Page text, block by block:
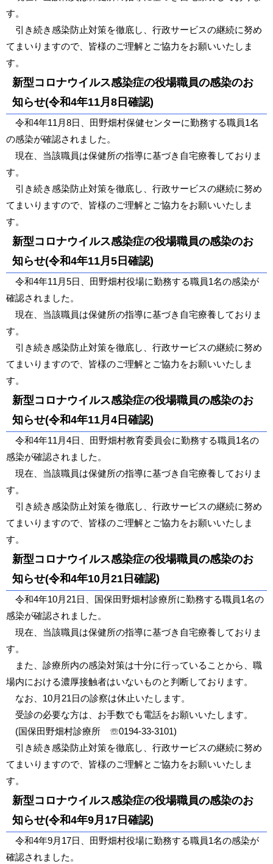
す。
引き続き感染防止対策を徹底し、行政サービスの継続に努め
てまいりますので、皆様のご理解とご協力をお願いいたしま
す。
新型コロナウイルス感染症の役場職員の感染のお
知らせ(令和4年11月8日確認)
令和4年11月8日、田野畑村保健センターに勤務する職員1名
の感染が確認されました。
現在、当該職員は保健所の指導に基づき自宅療養しておりま
す。
引き続き感染防止対策を徹底し、行政サービスの継続に努め
てまいりますので、皆様のご理解とご協力をお願いいたしま
す。
新型コロナウイルス感染症の役場職員の感染のお
知らせ(令和4年11月5日確認)
令和4年11月5日、田野畑村役場に勤務する職員1名の感染が
確認されました。
現在、当該職員は保健所の指導に基づき自宅療養しておりま
す。
引き続き感染防止対策を徹底し、行政サービスの継続に努め
てまいりますので、皆様のご理解とご協力をお願いいたしま
す。
新型コロナウイルス感染症の役場職員の感染のお
知らせ(令和4年11月4日確認)
令和4年11月4日、田野畑村教育委員会に勤務する職員1名の
感染が確認されました。
現在、当該職員は保健所の指導に基づき自宅療養しておりま
す。
引き続き感染防止対策を徹底し、行政サービスの継続に努め
てまいりますので、皆様のご理解とご協力をお願いいたしま
す。
新型コロナウイルス感染症の役場職員の感染のお
知らせ(令和4年10月21日確認)
令和4年10月21日、国保田野畑村診療所に勤務する職員1名の
感染が確認されました。
現在、当該職員は保健所の指導に基づき自宅療養しておりま
す。
また、診療所内の感染対策は十分に行っていることから、職
場内における濃厚接触者はいないものと判断しております。
なお、10月21日の診察は休止いたします。
受診の必要な方は、お手数でも電話をお願いいたします。
(国保田野畑村診療所 ☏0194-33-3101)
引き続き感染防止対策を徹底し、行政サービスの継続に努め
てまいりますので、皆様のご理解とご協力をお願いいたしま
す。
新型コロナウイルス感染症の役場職員の感染のお
知らせ(令和4年9月17日確認)
令和4年9月17日、田野畑村役場に勤務する職員1名の感染が
確認されました。